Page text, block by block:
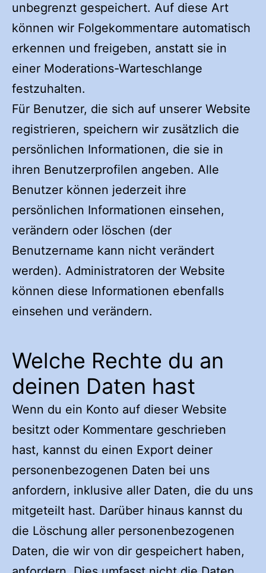
unbegrenzt gespeichert. Auf diese Art
können wir Folgekommentare automatisch
erkennen und freigeben, anstatt sie in
einer Moderations-Warteschlange
festzuhalten.
Für Benutzer, die sich auf unserer Website
registrieren, speichern wir zusätzlich die
persönlichen Informationen, die sie in
ihren Benutzerprofilen angeben. Alle
Benutzer können jederzeit ihre
persönlichen Informationen einsehen,
verändern oder löschen (der
Benutzername kann nicht verändert
werden). Administratoren der Website
können diese Informationen ebenfalls
einsehen und verändern.
Welche Rechte du an
deinen Daten hast
Wenn du ein Konto auf dieser Website
besitzt oder Kommentare geschrieben
hast, kannst du einen Export deiner
personenbezogenen Daten bei uns
anfordern, inklusive aller Daten, die du uns
mitgeteilt hast. Darüber hinaus kannst du
die Löschung aller personenbezogenen
Daten, die wir von dir gespeichert haben,